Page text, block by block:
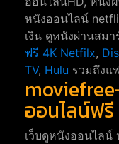
หนังออนไลน์
เงิน ดูหนังผ่านสมา
ฟรี 4K Netfilx,
TV, Hulu รวมถึงแ
ออนไลน์ฟรี
เว็บดูหนังออนไล